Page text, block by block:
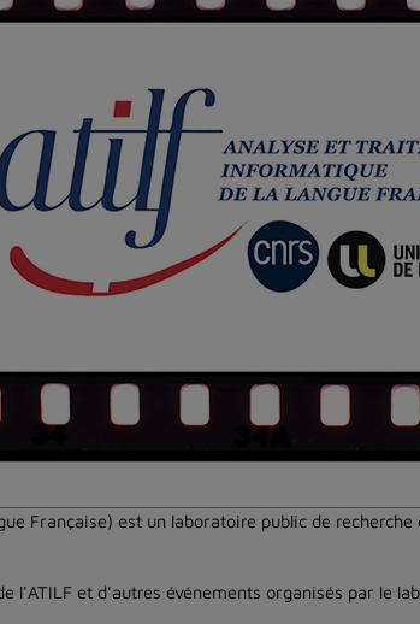
Française) est un laboratoire public de
l'ATILF et d'autres événements organisés par le